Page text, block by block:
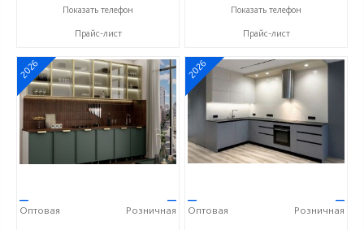
+7 (8412) 73-85-16
Показать телефон
Прайс-лист
+7 (8412) 73-85-16
Показать телефон
Прайс-лист
2026
—
Оптовая
—
Розничная
2026
—
Оптовая
—
Розничная